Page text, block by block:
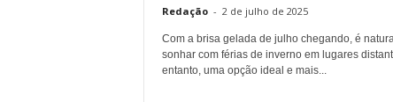
Redação - 2 de julho de 2025
Com a brisa gelada de julho chegando, é
sonhar com férias de inverno em lugares
entanto, uma opção ideal e mais...